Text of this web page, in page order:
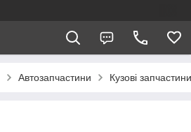
Автозапчастини Кузові запчастини